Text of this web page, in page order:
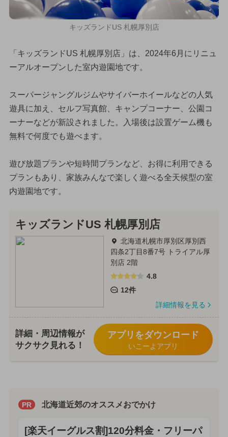
キッズランドUS 札幌厚別店
「キッズランドUS 札幌厚別店」は、2024年6月にリニュ
ーアルオープンした室内遊園地です。
スーパージャングルジムやサイバーホイールなどの人気
遊具に加え、セルフ写真館、キャンプコーナー、公園コ
ーナーなどが新設されました。入場後は設置ゲーム機も
無料で何度でも遊べます。
遊び放題プランや短時間プランなど、お得に利用できる
プランもあり、家族みんなで楽しく遊べる全天候型の室
内遊園地です。
キッズランドUS 札幌厚別店
北海道札幌市厚別区厚別西
四条2丁目8番7号 トライアル厚
別店 2階
4.8
12件
詳細情報を見る
詳細・周辺情報が
サクサク見れる！
アプリをダウンロード
いこーよアプリ
PR 北海道近郊のオススメおでかけ
[楽天イーグルス割]120分料金・フリーパ